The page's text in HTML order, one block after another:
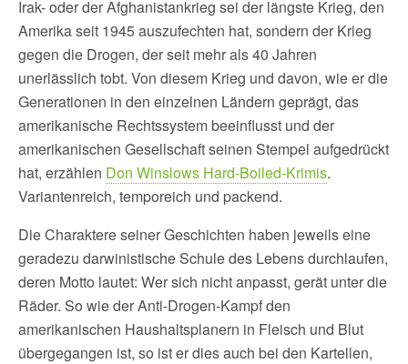
Irak- oder der Afghanistankrieg sei der längste Krieg, den
Amerika seit 1945 auszufechten hat, sondern der Krieg
gegen die Drogen, der seit mehr als 40 Jahren
unerlässlich tobt. Von diesem Krieg und davon, wie er die
Generationen in den einzelnen Ländern geprägt, das
amerikanische Rechtssystem beeinflusst und der
amerikanischen Gesellschaft seinen Stempel aufgedrückt
hat, erzählen Don Winslows Hard-Boiled-Krimis.
Variantenreich, temporeich und packend.
Die Charaktere seiner Geschichten haben jeweils eine
geradezu darwinistische Schule des Lebens durchlaufen,
deren Motto lautet: Wer sich nicht anpasst, gerät unter die
Räder. So wie der Anti-Drogen-Kampf den
amerikanischen Haushaltsplanern in Fleisch und Blut
übergegangen ist, so ist er dies auch bei den Kartellen,